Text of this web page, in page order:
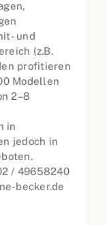
und
(z.B.
profitieren
Modellen
2–8
in
jedoch in
/ 49658240
becker.de